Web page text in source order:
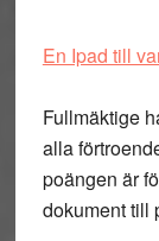
En Ipad till
Fullmäktige
alla
poängen är
dokument till